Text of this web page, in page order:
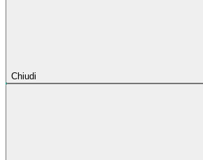
Chiudi